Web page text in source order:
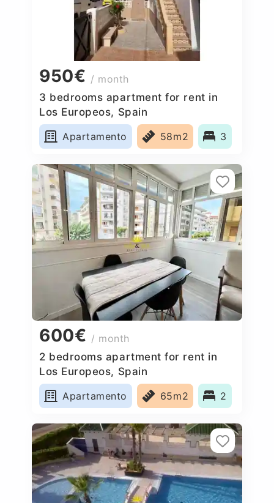
950€ / month
3 bedrooms apartment for rent in
Los Europeos, Spain
Apartamento
58m2 3
600€ / month
2 bedrooms apartment for rent in
Los Europeos, Spain
Apartamento
65m2 2